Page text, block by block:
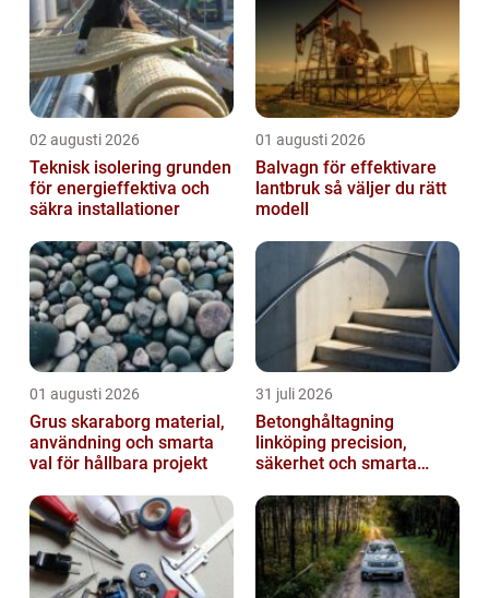
02 augusti 2026
Teknisk isolering grunden
för energieffektiva och
säkra installationer
01 augusti 2026
Balvagn för effektivare
lantbruk så väljer du rätt
modell
01 augusti 2026
Grus skaraborg material,
användning och smarta
val för hållbara projekt
31 juli 2026
Betonghåltagning
linköping precision,
säkerhet och smarta